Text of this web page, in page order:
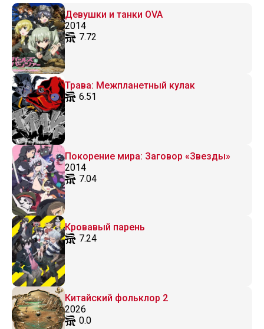
Девушки и танки OVA
2014
7.72
Трава: Межпланетный кулак
6.51
Покорение мира: Заговор «Звезды»
2014
7.04
Кровавый парень
7.24
Китайский фольклор 2
2026
0.0